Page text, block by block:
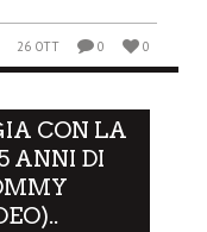
26 OTT 0 0
CON LA
ANNI DI